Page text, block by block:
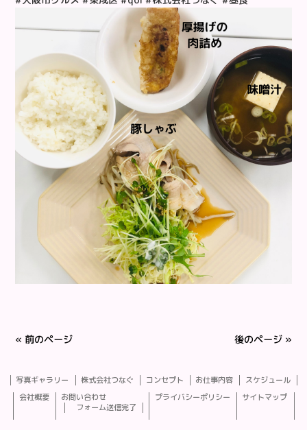
« 前のページ 後のページ »
写真ギャラリー 株式会社つなぐ コンセプト お仕事内容
スケジュール
会社概要
お問い合わせ
フォーム送信完了
プライバシーポリシー サイトマップ